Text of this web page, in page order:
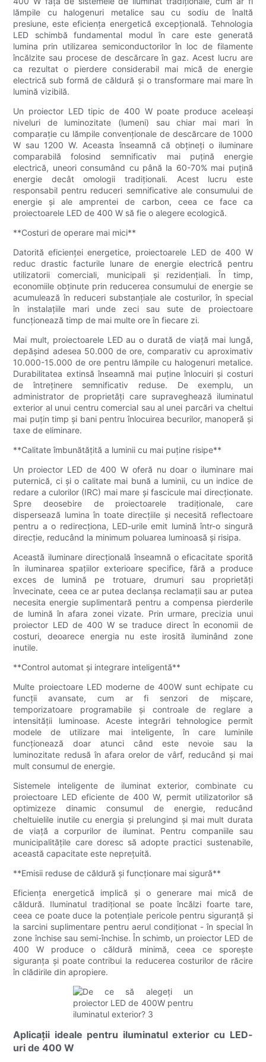
lămpile cu halogenuri metalice sau cu sodiu de înaltă
presiune, este eficiența energetică excepțională. Tehnologia
LED schimbă fundamental modul în care este generată
lumina prin utilizarea semiconductorilor în loc de filamente
încălzite sau procese de descărcare în gaz. Acest lucru are
ca rezultat o pierdere considerabil mai mică de energie
electrică sub formă de căldură și o transformare mai mare în
lumină vizibilă.
Un proiector LED tipic de 400 W poate produce aceleași
niveluri de luminozitate (lumeni) sau chiar mai mari în
comparație cu lămpile convenționale de descărcare de 1000
W sau 1200 W. Aceasta înseamnă că obțineți o iluminare
comparabilă folosind semnificativ mai puțină energie
electrică, uneori consumând cu până la 60-70% mai puțină
energie decât omologii tradiționali. Acest lucru este
responsabil pentru reduceri semnificative ale consumului de
energie și ale amprentei de carbon, ceea ce face ca
proiectoarele LED de 400 W să fie o alegere ecologică.
**Costuri de operare mai mici**
Datorită eficienței energetice, proiectoarele LED de 400 W
reduc drastic facturile lunare de energie electrică pentru
utilizatorii comerciali, municipali și rezidențiali. În timp,
economiile obținute prin reducerea consumului de energie se
acumulează în reduceri substanțiale ale costurilor, în special
în instalațiile mari unde zeci sau sute de proiectoare
funcționează timp de mai multe ore în fiecare zi.
Mai mult, proiectoarele LED au o durată de viață mai lungă,
depășind adesea 50.000 de ore, comparativ cu aproximativ
10.000-15.000 de ore pentru lămpile cu halogenuri metalice.
Durabilitatea extinsă înseamnă mai puține înlocuiri și costuri
de întreținere semnificativ reduse. De exemplu, un
administrator de proprietăți care supraveghează iluminatul
exterior al unui centru comercial sau al unei parcări va cheltui
mai puțin timp și bani pentru înlocuirea becurilor, manoperă și
taxe de eliminare.
**Calitate îmbunătățită a luminii cu mai puține risipe**
Un proiector LED de 400 W oferă nu doar o iluminare mai
puternică, ci și o calitate mai bună a luminii, cu un indice de
redare a culorilor (IRC) mai mare și fascicule mai direcționate.
Spre deosebire de proiectoarele tradiționale, care
dispersează lumina în toate direcțiile și necesită reflectoare
pentru a o redirecționa, LED-urile emit lumină într-o singură
direcție, reducând la minimum poluarea luminoasă și risipa.
Această iluminare direcțională înseamnă o eficacitate sporită
în iluminarea spațiilor exterioare specifice, fără a produce
exces de lumină pe trotuare, drumuri sau proprietăți
învecinate, ceea ce ar putea declanșa reclamații sau ar putea
necesita energie suplimentară pentru a compensa pierderile
de lumină în afara zonei vizate. Prin urmare, precizia unui
proiector LED de 400 W se traduce direct în economii de
costuri, deoarece energia nu este irosită iluminând zone
inutile.
**Control automat și integrare inteligentă**
Multe proiectoare LED moderne de 400W sunt echipate cu
funcții avansate, cum ar fi senzori de mișcare,
temporizatoare programabile și controale de reglare a
intensității luminoase. Aceste integrări tehnologice permit
modele de utilizare mai inteligente, în care luminile
funcționează doar atunci când este nevoie sau la
luminozitate redusă în afara orelor de vârf, reducând și mai
mult consumul de energie.
Sistemele inteligente de iluminat exterior, combinate cu
proiectoare LED eficiente de 400 W, permit utilizatorilor să
optimizeze dinamic consumul de energie, reducând
cheltuielile inutile cu energia și prelungind și mai mult durata
de viață a corpurilor de iluminat. Pentru companiile sau
municipalitățile care doresc să adopte practici sustenabile,
această capacitate este neprețuită.
**Emisii reduse de căldură și funcționare mai sigură**
Eficiența energetică implică și o generare mai mică de
căldură. Iluminatul tradițional se poate încălzi foarte tare,
ceea ce poate duce la potențiale pericole pentru siguranță și
la sarcini suplimentare pentru aerul condiționat - în special în
zone închise sau semi-închise. În schimb, un proiector LED de
400 W produce o căldură minimă, ceea ce sporește
siguranța și poate contribui la reducerea costurilor de răcire
în clădirile din apropiere.
Aplicații ideale pentru iluminatul exterior cu LED-
uri de 400 W